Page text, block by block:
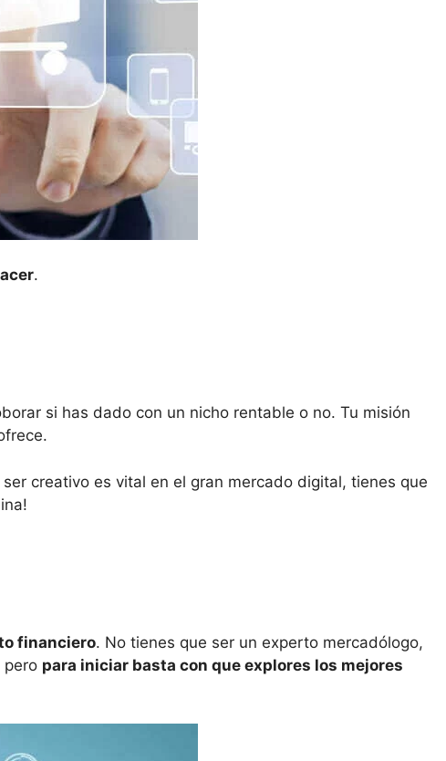
.
si has dado con un nicho rentable o no. Tu misión
creativo es vital en el gran mercado digital, tienes que
financiero. No tienes que ser un experto mercadólogo,
pero para iniciar basta con que explores los mejores